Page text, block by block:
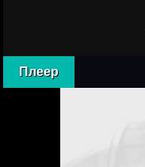
Плеер